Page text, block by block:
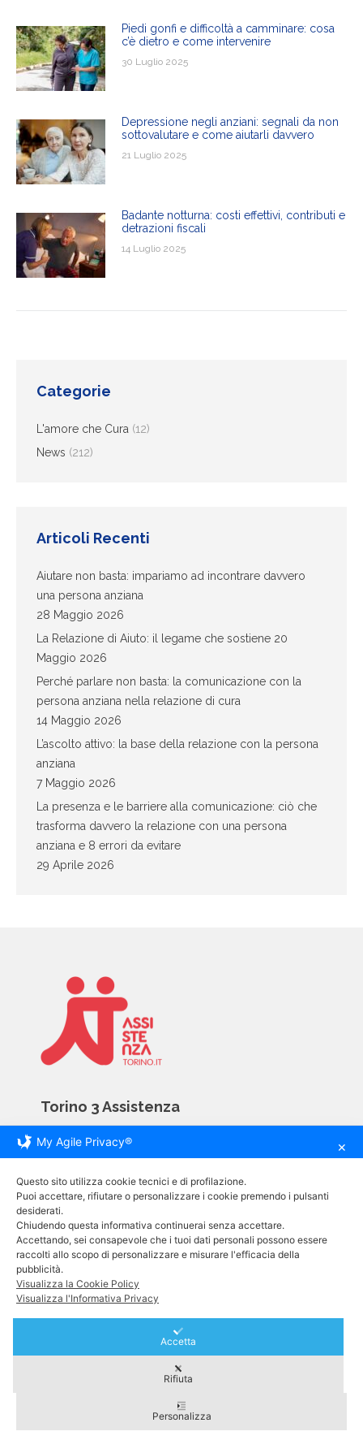
Piedi gonfi e difficoltà a camminare: cosa
c’è dietro e come intervenire
30 Luglio 2025
Depressione negli anziani: segnali da non
sottovalutare e come aiutarli davvero
21 Luglio 2025
Badante notturna: costi effettivi, contributi e
detrazioni fiscali
14 Luglio 2025
Categorie
L'amore che Cura (12)
News (212)
Articoli Recenti
Aiutare non basta: impariamo ad incontrare davvero
una persona anziana
28 Maggio 2026
La Relazione di Aiuto: il legame che sostiene 20
Maggio 2026
Perché parlare non basta: la comunicazione con la
persona anziana nella relazione di cura
14 Maggio 2026
L’ascolto attivo: la base della relazione con la persona
anziana
7 Maggio 2026
La presenza e le barriere alla comunicazione: ciò che
trasforma davvero la relazione con una persona
anziana e 8 errori da evitare
29 Aprile 2026
Torino 3 Assistenza
Via Giovanni Servais 81D
tel. +39 011 793 09 04
cell. +39 320 037 44 17
e-mail. info@assistenzatorino.it
Informative
2024 © Tutti i diritti riservati | Torino 3 Assistenza - P.IVA
11804870019 | Isc. R.E.A. di To - 1177613
My Agile Privacy® ✕
Questo sito utilizza cookie tecnici e di profilazione.
Puoi accettare, rifiutare o personalizzare i cookie premendo i pulsanti
desiderati.
Chiudendo questa informativa continuerai senza accettare.
Accettando, sei consapevole che i tuoi dati personali possono essere
raccolti allo scopo di personalizzare e misurare l'efficacia della
pubblicità.
Visualizza la Cookie Policy
Visualizza l'Informativa Privacy
Accetta
Rifiuta
Personalizza